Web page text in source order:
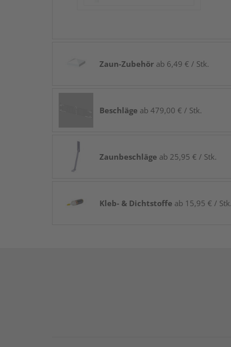
Zaun-Zubehör ab 6,49 € / Stk.
Beschläge ab 479,00 € / Stk.
Zaunbeschläge ab 25,95 € / Stk.
Kleb- & Dichtstoffe ab 15,95 € / Stk.